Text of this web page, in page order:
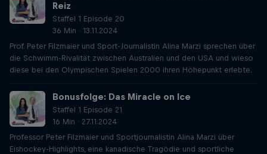
Reiz
Staffel 1 Episode 20
36 Min · 13.11.2024
Prof. Peter Filzmaier und Sport-Journalistin Alina Marzi sprechen über
die Schwimm-Rivalität zwischen Australien und den USA und wieso
diese bei den Olympischen Spielen 2000 ihren Höhepunkt erlebte.
Bonusfolge: Das Miracle on Ice
Staffel 1 Episode 21
16 Min · 27.11.2024
Professor Peter Filzmaier und Sportjournalistin Alina Marzi über
Eishockey-Highlights, eine kanadische Tragödie und sportliche